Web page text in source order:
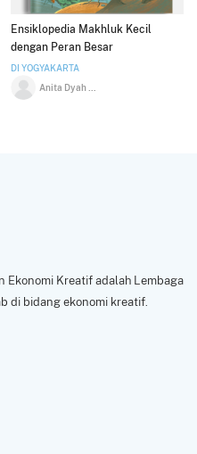
Ensiklopedia Makhluk Kecil
dengan Peran Besar
DI YOGYAKARTA
Ekonomi Kreatif adalah Lembaga
di bidang ekonomi kreatif.